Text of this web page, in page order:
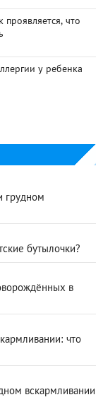
проявляется, что
у ребенка
грудном
бутылочки?
в
что
вскармливании